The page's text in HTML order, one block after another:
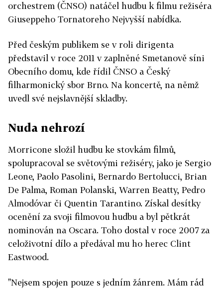
orchestrem (ČNSO) natáčel hudbu k filmu režiséra
Giuseppeho Tornatoreho Nejvyšší nabídka.
Před českým publikem se v roli dirigenta
představil v roce 2011 v zaplněné Smetanově síni
Obecního domu, kde řídil ČNSO a Český
filharmonický sbor Brno. Na koncertě, na němž
uvedl své nejslavnější skladby.
Nuda nehrozí
Morricone složil hudbu ke stovkám filmů,
spolupracoval se světovými režiséry, jako je Sergio
Leone, Paolo Pasolini, Bernardo Bertolucci, Brian
De Palma, Roman Polanski, Warren Beatty, Pedro
Almodóvar či Quentin Tarantino. Získal desítky
ocenění za svoji filmovou hudbu a byl pětkrát
nominován na Oscara. Toho dostal v roce 2007 za
celoživotní dílo a předával mu ho herec Clint
Eastwood.
"Nejsem spojen pouze s jedním žánrem. Mám rád